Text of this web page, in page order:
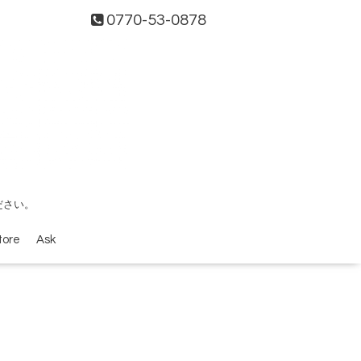
0770-53-0878
い。
Ask